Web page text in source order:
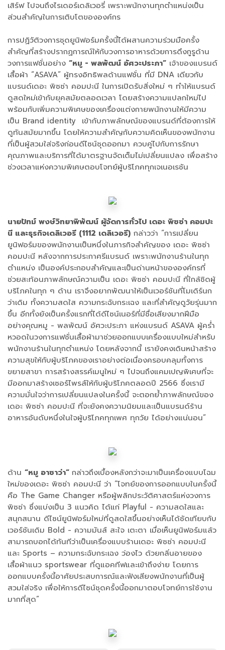
เสิร์ฟ ไปจนถึงไรเดอร์เดลิเวอรี่ เพราะพนักงานทุกตำแหน่งเป็น
ส่วนสำคัญในการเติบโตขององค์กร
การปฏิวัติวงการชุดยูนิฟอร์มครั้งนี้ได้ผสานความร่วมมือครั้ง
สำคัญที่สร้างปรากฏการณ์ให้กับวงการอาหารด้วยการดึงกูรูด้าน
วงการแฟชั่นอย่าง “หมู - พลพัฒน์ อัศวะประภา” เจ้าของแบรนด์
เสื้อผ้า “ASAVA” ผู้ทรงอิทธิพลด้านแฟชั่น ที่มี DNA เดียวกับ
แบรนด์เดอะ พิซซ่า คอมปะนี ในการเปิดรับสิ่งใหม่ ๆ ทำให้แบรนด์
ดูสดใหม่เข้ากับยุคสมัยตลอดเวลา โดยสร้างความแปลกใหม่ไป
พร้อมกับเพิ่มความพิเศษของเครื่องแต่งกายพนักงานให้มีความ
เป็น Brand identity เข้ากับภาพลักษณ์ของแบรนด์ที่ต้องการให้
ดูทันสมัยมากขึ้น โดยให้ความสำคัญกับความคิดเห็นของพนักงาน
ที่เป็นผู้สวมใส่จริงก่อนดีไซน์ชุดออกมา ควบคู่ไปกับการรักษา
คุณภาพและบริการที่ได้มาตรฐานจัดเต็มไม่เปลี่ยนแปลง เพื่อสร้าง
ช่วงเวลาแห่งความพิเศษตอบโจทย์ผู้บริโภคทุกเจเนอเรชัน
นายปัทม์ พงษ์วิทยาพิพัฒน์ ผู้จัดการทั่วไป เดอะ พิซซ่า คอมปะ
นี และธุรกิจเดลิเวอรี (1112 เดลิเวอรี) กล่าวว่า “การเปลี่ยน
ยูนิฟอร์มของพนักงานเป็นหนึ่งในภารกิจสำคัญของ เดอะ พิซซ่า
คอมปะนี หลังจากการประกาศรีแบรนด์ เพราะพนักงานร้านในทุก
ตำแหน่ง เป็นองค์ประกอบสำคัญและเป็นด่านหน้าขององค์กรที่
ช่วยสะท้อนภาพลักษณ์ความเป็น เดอะ พิซซ่า คอมปะนี ที่ใกล้ชิดผู้
บริโภคในทุก ๆ ด้าน เราจึงอยากพัฒนาให้เป็นเวอร์ชันที่โมเดิร์นก
ว่าเดิม ทั้งความสดใส ความกระฉับกระเฉง และที่สำคัญดูวัยรุ่นมาก
ขึ้น อีกทั้งยังเป็นครั้งแรกที่ได้ดีไซน์เนอร์ที่มีชื่อเสียงมากฝีมือ
อย่างคุณหมู - พลพัฒน์ อัศวะประภา แห่งแบรนด์ ASAVA ผู้คร่ำ
หวอดในวงการแฟชั่นเสื้อผ้ามาช่วยออกแบบเครื่องแบบใหม่สำหรับ
พนักงานร้านในทุกตำแหน่ง โดยหลังจากนี้ เรายังคงเดินหน้าสร้าง
ความสุขให้กับผู้บริโภคของเราอย่างต่อเนื่องครอบคลุมทั้งการ
ขยายสาขา การสร้างสรรค์เมนูใหม่ ๆ ไปจนถึงแคมเปญพิเศษที่จะ
มีออกมาสร้างเซอร์ไพรส์ให้กับผู้บริโภคตลอดปี 2566 ซึ่งเรามี
ความมั่นใจว่าการเปลี่ยนแปลงในครั้งนี้ จะตอกย้ำภาพลักษณ์ของ
เดอะ พิซซ่า คอมปะนี ที่จะยังคงความนิยมและเป็นแบรนด์ร้าน
อาหารอันดับหนึ่งในใจผู้บริโภคทุกเพศ ทุกวัย ได้อย่างแน่นอน”
ด้าน “หมู อาซาว่า” กล่าวถึงเบื้องหลังกว่าจะมาเป็นเครื่องแบบโฉม
ใหม่ของเดอะ พิซซ่า คอมปะนี ว่า “โจทย์ของการออกแบบในครั้งนี้
คือ The Game Changer หรือผู้พลิกประวัติศาสตร์แห่งวงการ
พิซซ่า ซึ่งแบ่งเป็น 3 แนวคิด ได้แก่ Playful - ความสดใสและ
สนุกสนาน ดีไซน์ยูนิฟอร์มใหม่ที่ดูสดใสขึ้นอย่างเห็นได้ชัดเทียบกับ
เวอร์ชันเดิม Bold - ความมันส์ สะใจ เตะตา เมื่อเห็นยูนิฟอร์มแล้ว
สามารถบอกได้ทันทีว่าเป็นเครื่องแบบร้านเดอะ พิซซ่า คอมปะนี
และ Sports – ความกระฉับกระเฉง ว่องไว ด้วยกลิ่นอายของ
เสื้อผ้าแนว sportswear ที่ดูแอคทีฟและเข้าถึงง่าย โดยการ
ออกแบบครั้งนี้อาศัยประสบการณ์และฟังเสียงพนักงานที่เป็นผู้
สวมใส่จริง เพื่อให้การดีไซน์ชุดครั้งนี้ออกมาตอบโจทย์การใช้งาน
มากที่สุด”